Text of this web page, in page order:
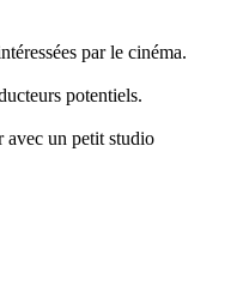
par le cinéma.
potentiels.
avec un petit studio